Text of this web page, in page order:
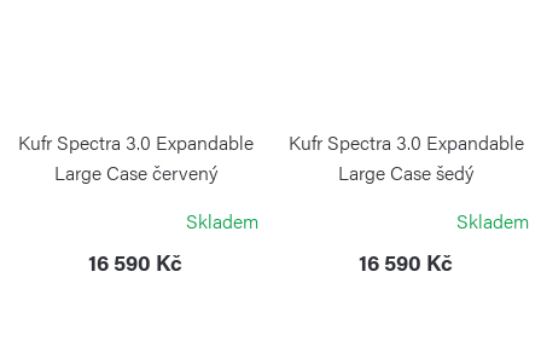
Kufr Spectra 3.0 Expandable
Large Case červený
Skladem
16 590 Kč
Kufr Spectra 3.0 Expandable
Large Case šedý
Skladem
16 590 Kč